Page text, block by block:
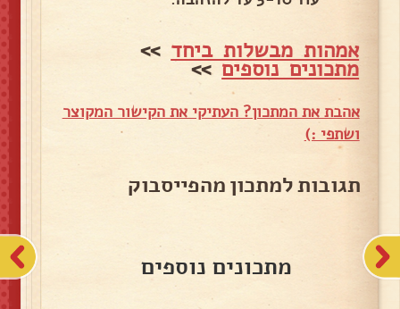
אמהות מבשלות ביחד >>
מתכונים נוספים>>
אהבת את המתכון? העתיקי את הקישור המקוצר
ושתפי :)
תגובות למתכון מהפייסבוק
מתכונים נוספים